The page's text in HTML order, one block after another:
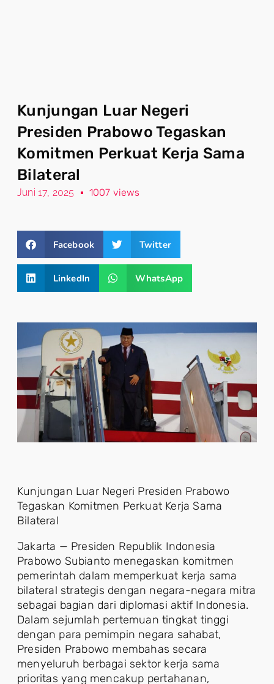
Kunjungan Luar Negeri
Presiden Prabowo Tegaskan
Komitmen Perkuat Kerja Sama
Bilateral
Juni 17, 2025 1007 views
Facebook Twitter
LinkedIn WhatsApp
Kunjungan Luar Negeri Presiden Prabowo
Tegaskan Komitmen Perkuat Kerja Sama
Bilateral
Jakarta — Presiden Republik Indonesia
Prabowo Subianto menegaskan komitmen
pemerintah dalam memperkuat kerja sama
bilateral strategis dengan negara-negara mitra
sebagai bagian dari diplomasi aktif Indonesia.
Dalam sejumlah pertemuan tingkat tinggi
dengan para pemimpin negara sahabat,
Presiden Prabowo membahas secara
menyeluruh berbagai sektor kerja sama
prioritas yang mencakup pertahanan,